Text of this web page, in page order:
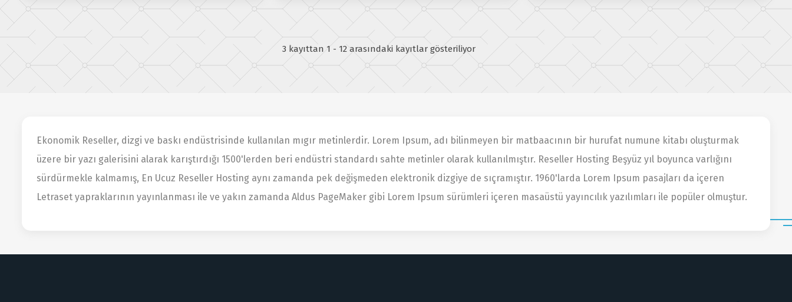
3 kayıttan 1 - 12 arasındaki kayıtlar gösteriliyor
Ekonomik Reseller, dizgi ve baskı endüstrisinde kullanılan mıgır metinlerdir. Lorem Ipsum, adı bilinmeyen bir matbaacının bir hurufat numune kitabı oluşturmak
üzere bir yazı galerisini alarak karıştırdığı 1500'lerden beri endüstri standardı sahte metinler olarak kullanılmıştır. Reseller Hosting Beşyüz yıl boyunca varlığını
sürdürmekle kalmamış, En Ucuz Reseller Hosting aynı zamanda pek değişmeden elektronik dizgiye de sıçramıştır. 1960'larda Lorem Ipsum pasajları da içeren
Letraset yapraklarının yayınlanması ile ve yakın zamanda Aldus PageMaker gibi Lorem Ipsum sürümleri içeren masaüstü yayıncılık yazılımları ile popüler olmuştur.